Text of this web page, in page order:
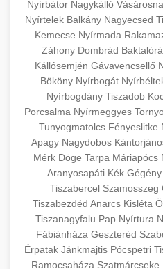
en.wikipedia.org
támogatási
a vállalkozások és
kozter.com -
EU
🚀 7. SEO
Szakértő
szolgáltatások
organikus forgalmának
SEO, tartalom
keresési
💎 8.
Professzionális
tapasztalt sebészekkel.
eljárásokról, a
lehetőségekről az
szeptest.com
✨ 9. Hasplasztika
Szakértő
feszesebb has
minősített plasztikai
szeptest.com
👁️ 10.
Professzionális
megjelenése
szemhéjműtét
📈 11.
150%-os
Nyírbátor Nagykálló
Nyírtelek Balkány Nagyecsed
Kemecse Nyírmada
Záhony Dombrád
Kállósemjén Gávavencsellő
Bököny Nyírbogát
Nyírbogdány Tiszadob
Porcsalma Nyírmeggyes
Tunyogmatolcs Fényeslitke
Apagy Nagydobos
Mérk Döge Tarpa Máriapócs
Aranyosapáti Kék Gégény
Tiszabercel Szamosszeg
Tiszabezdéd Anarcs Kisléta
Tiszanagyfalu Pap Nyírtura
Fábiánháza Geszteréd
Érpatak Jánkmajtis Pócspetri
Ramocsaháza Szatmárcseke